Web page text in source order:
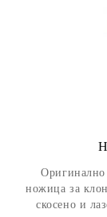
Оригинално
ножица за
скосено и